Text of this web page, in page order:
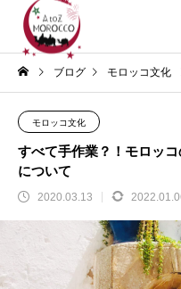
ブログ モロッコ文化
モロッコ文化
すべて手作業？！モロッ
について
2020.03.13